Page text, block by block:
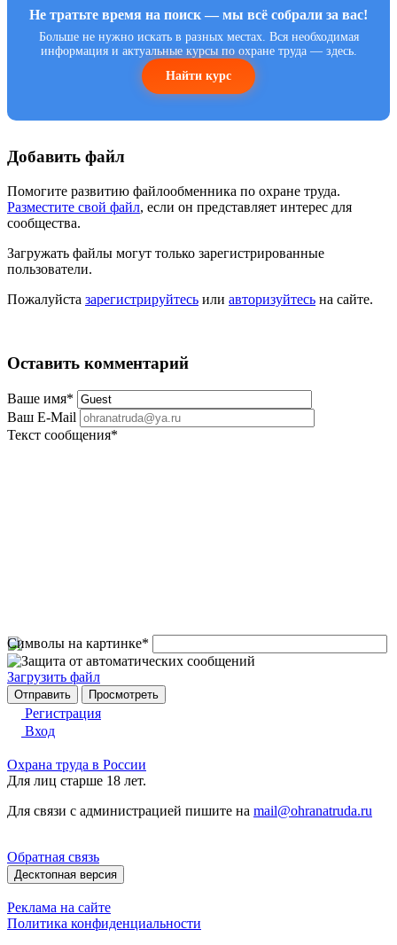
Не тратьте время на поиск — мы всё собрали за вас!
Больше не нужно искать в разных местах. Вся необходимая
информация и актуальные курсы по охране труда — здесь.
Найти курс
Добавить файл
Помогите развитию файлообменника по охране труда.
Разместите свой файл, если он представляет интерес для
сообщества.
Загружать файлы могут только зарегистрированные
пользователи.
Пожалуйста зарегистрируйтесь или авторизуйтесь на сайте.
Оставить комментарий
Ваше имя*
Ваш E-Mail
Текст сообщения*
Символы на картинке*
Загрузить файл
Регистрация
Вход
Охрана труда в России
Для лиц старше 18 лет.
Для связи с администрацией пишите на mail@ohranatruda.ru
Обратная связь
Десктопная версия
Реклама на сайте
Политика конфиденциальности